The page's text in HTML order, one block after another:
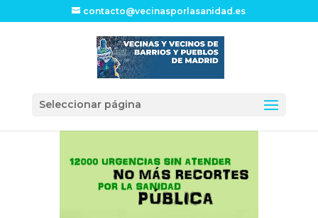
contacto@vecinasporlasanidad.es
Seleccionar página